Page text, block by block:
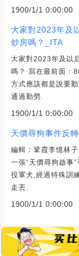
1900/1/1 0:00:00
大家對2023年及
炒房嗎？_ITA
大家對2023年及以
嗎？ 寫在最前面：
方式應該都是說要
通過勤勞.
1900/1/1 0:00:00
天價尋狗事件反
編輯：鞏霞李憶林
一張“天價尋狗啟事
役軍犬,經過特殊訓
走丟.
1900/1/1 0:00:00